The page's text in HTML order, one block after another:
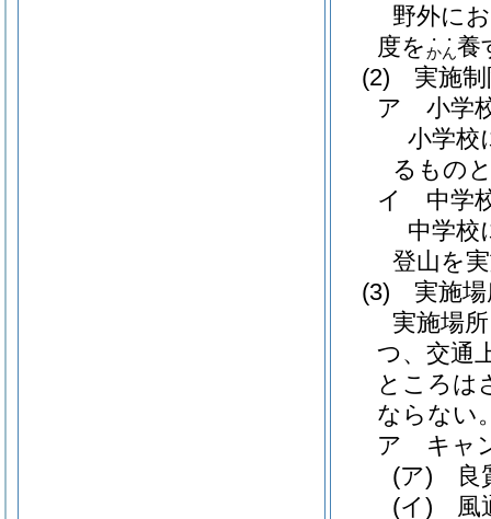
野外に
度をかん
・・ 養
(2) 実施制
ア 小学
小学校
るもの
イ 中学
中学校
登山を
(3) 実施場
実施場
つ、交通
ところは
ならない
ア キャ
(ア) 良
(イ) 風